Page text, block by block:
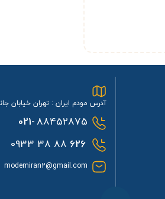
آدرس مودم ایران : تهران خیابان
021-88452875
626
88 38 0933
modemiran2@gmail.com